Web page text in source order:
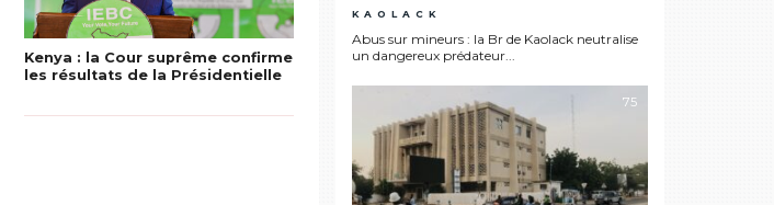
Kenya : la Cour suprême confirme
les résultats de la Présidentielle
KAOLACK
Abus sur mineurs : la Br de Kaolack neutralise
un dangereux prédateur...
75